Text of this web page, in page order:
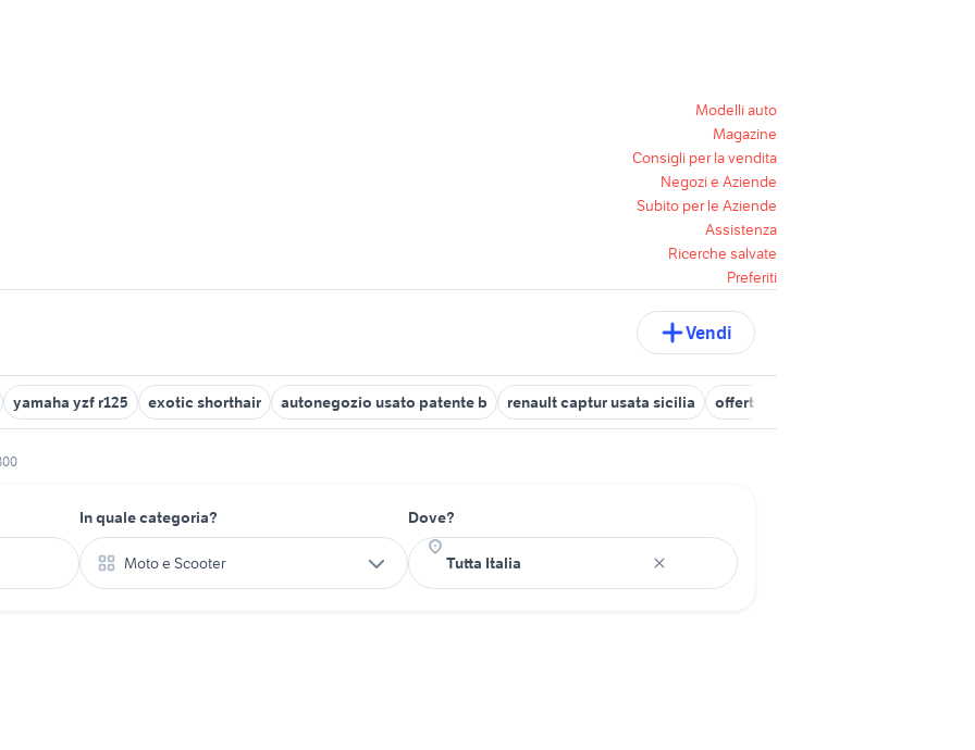
Modelli auto
Magazine
Consigli per la vendita
Negozi e Aziende
Subito per le Aziende
Assistenza
Ricerche salvate
Preferiti
Vendi
yamaha yzf r125 exotic shorthair autonegozio usato patente b renault captur usata sicilia offerte di lavoro a parma
In quale categoria?
Moto e Scooter
Dove?